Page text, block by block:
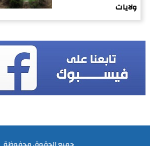
ولايات